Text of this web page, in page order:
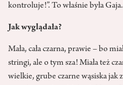
kontroluje!”. To właśnie była Gaja.
Jak wyglądała?
Mała, cała czarna, prawie – bo
stringi, ale o tym sza! Miała też
wielkie, grube czarne wąsiska jak